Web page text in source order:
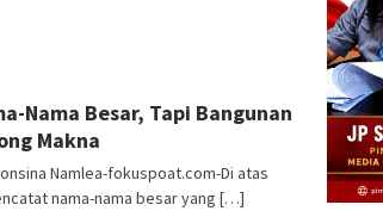
Nama Besar, Tapi Bangunan
Makna
Namlea-fokuspoat.com-Di atas
nama-nama besar yang […]